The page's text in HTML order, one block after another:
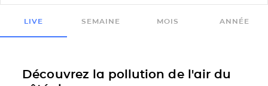
LIVE SEMAINE MOIS ANNÉE
Découvrez la pollution de l'air du